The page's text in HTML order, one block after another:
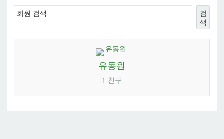
검
색
유동원
1 친구